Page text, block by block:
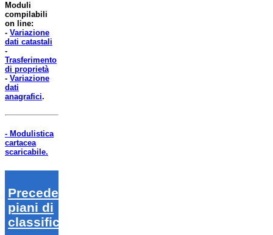
Moduli
compilabili
on line:
- Variazione
dati catastali
-
Trasferimento
di proprietà
- Variazione
dati
anagrafici.
- Modulistica
cartacea
scaricabile.
Precedenti
piani di
classifica